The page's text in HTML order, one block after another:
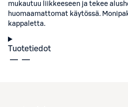
mukautuu liikkeeseen ja tekee
huomaamattomat käytössä.
kappaletta.
Tuotetiedot